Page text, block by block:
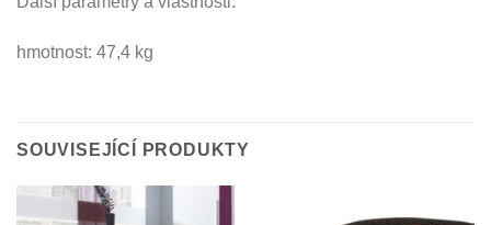
hmotnost: 47,4 kg
SOUVISEJÍCÍ PRODUKTY